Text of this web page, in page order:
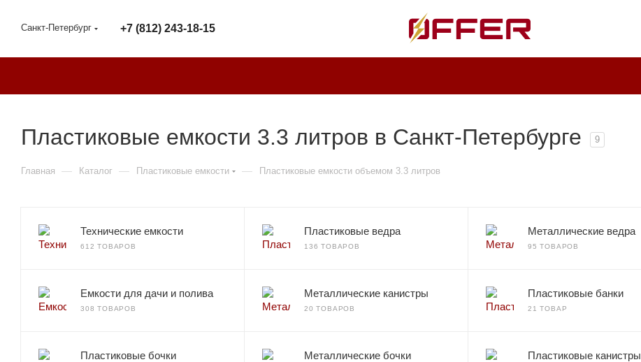
Санкт-Петербург +7 (812) 243-18-15
Пластиковые емкости 3.3 литров в Санкт-Петербурге 9
Главная — Каталог — Пластиковые емкости — Пластиковые емкости объемом 3.3 литров
Технические емкости
612 ТОВАРОВ
Пластиковые ведра
136 ТОВАРОВ
Металлические ведра
95 ТОВАРОВ
Емкости для дачи и полива
308 ТОВАРОВ
Металлические канистры
20 ТОВАРОВ
Пластиковые банки
21 ТОВАР
Пластиковые бочки Металлические бочки Пластиковые канистры